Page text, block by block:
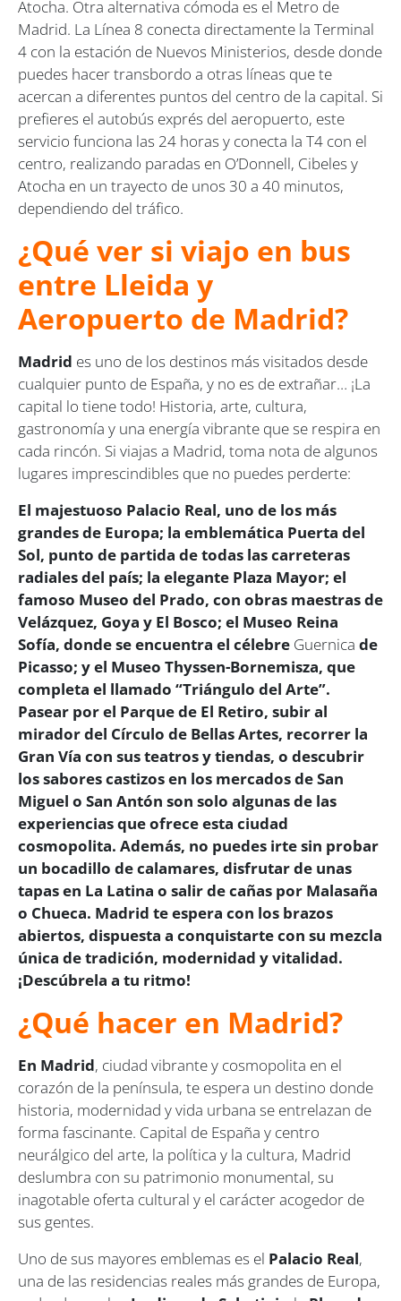
Atocha. Otra alternativa cómoda es el Metro de
Madrid. La Línea 8 conecta directamente la Terminal
4 con la estación de Nuevos Ministerios, desde donde
puedes hacer transbordo a otras líneas que te
acercan a diferentes puntos del centro de la capital. Si
prefieres el autobús exprés del aeropuerto, este
servicio funciona las 24 horas y conecta la T4 con el
centro, realizando paradas en O’Donnell, Cibeles y
Atocha en un trayecto de unos 30 a 40 minutos,
dependiendo del tráfico.
¿Qué ver si viajo en bus
entre Lleida y
Aeropuerto de Madrid?
Madrid es uno de los destinos más visitados desde
cualquier punto de España, y no es de extrañar… ¡La
capital lo tiene todo! Historia, arte, cultura,
gastronomía y una energía vibrante que se respira en
cada rincón. Si viajas a Madrid, toma nota de algunos
lugares imprescindibles que no puedes perderte:
El majestuoso Palacio Real, uno de los más
grandes de Europa; la emblemática Puerta del
Sol, punto de partida de todas las carreteras
radiales del país; la elegante Plaza Mayor; el
famoso Museo del Prado, con obras maestras de
Velázquez, Goya y El Bosco; el Museo Reina
Sofía, donde se encuentra el célebre Guernica de
Picasso; y el Museo Thyssen-Bornemisza, que
completa el llamado “Triángulo del Arte”.
Pasear por el Parque de El Retiro, subir al
mirador del Círculo de Bellas Artes, recorrer la
Gran Vía con sus teatros y tiendas, o descubrir
los sabores castizos en los mercados de San
Miguel o San Antón son solo algunas de las
experiencias que ofrece esta ciudad
cosmopolita. Además, no puedes irte sin probar
un bocadillo de calamares, disfrutar de unas
tapas en La Latina o salir de cañas por Malasaña
o Chueca. Madrid te espera con los brazos
abiertos, dispuesta a conquistarte con su mezcla
única de tradición, modernidad y vitalidad.
¡Descúbrela a tu ritmo!
¿Qué hacer en Madrid?
En Madrid, ciudad vibrante y cosmopolita en el
corazón de la península, te espera un destino donde
historia, modernidad y vida urbana se entrelazan de
forma fascinante. Capital de España y centro
neurálgico del arte, la política y la cultura, Madrid
deslumbra con su patrimonio monumental, su
inagotable oferta cultural y el carácter acogedor de
sus gentes.
Uno de sus mayores emblemas es el Palacio Real,
una de las residencias reales más grandes de Europa,